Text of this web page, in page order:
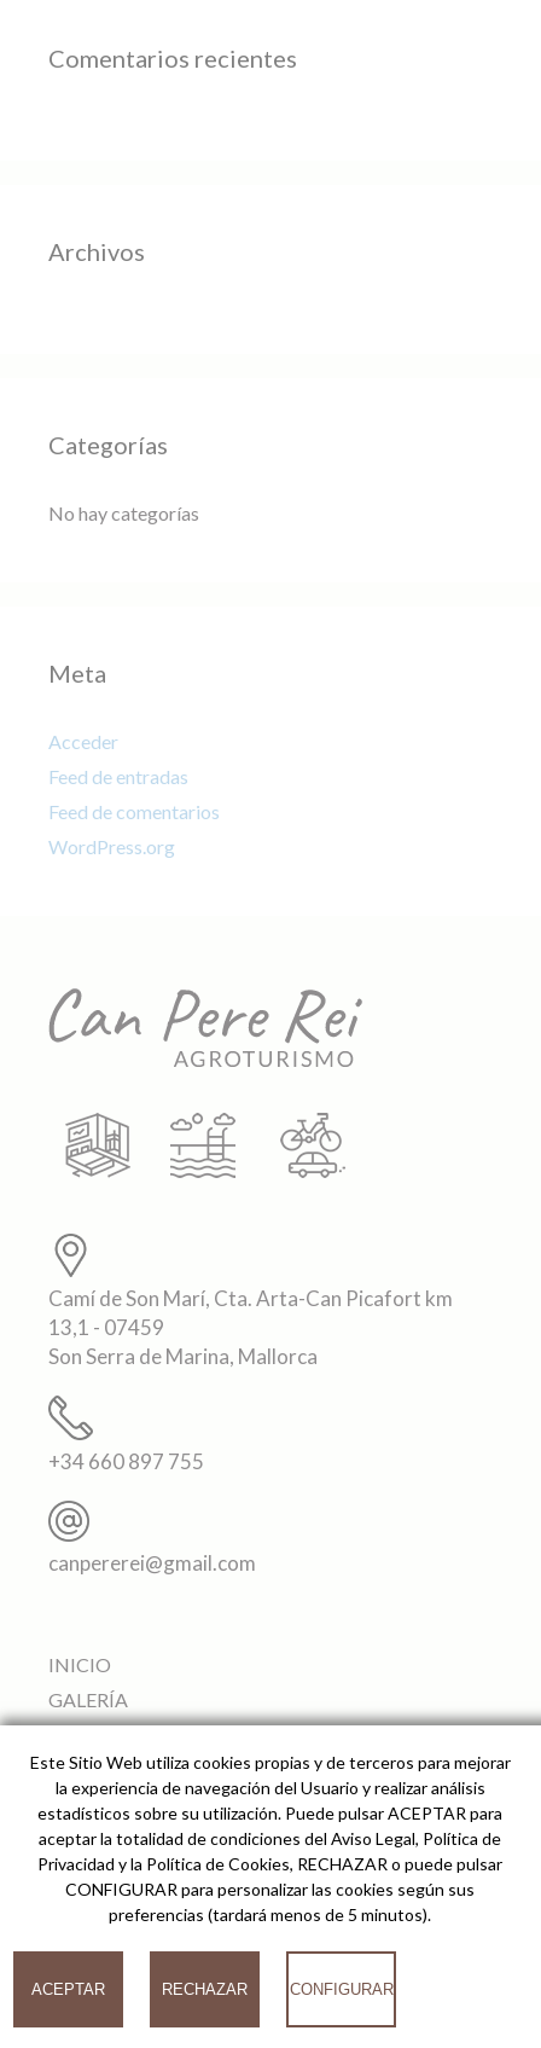
Comentarios recientes
Archivos
Categorías
No hay categorías
Meta
Acceder
Feed de entradas
Feed de comentarios
WordPress.org
Camí de Son Marí, Cta. Arta-Can Picafort km
13,1 - 07459
Son Serra de Marina, Mallorca
+34 660 897 755
canpererei@gmail.com
INICIO
GALERÍA
SERVICIOS
ALREDEDORES
PRECIO Y RESERVAS
CÓMO LLEGAR
© 2026
Can Pere Rei Agroturismo -Desarrollado por analiZe-AVISO LEGAL
POLÍTICA DE COOKIES
Este Sitio Web utiliza cookies propias y de terceros para mejorar
la experiencia de navegación del Usuario y realizar análisis
estadísticos sobre su utilización. Puede pulsar ACEPTAR para
aceptar la totalidad de condiciones del Aviso Legal, Política de
Privacidad y la Política de Cookies, RECHAZAR o puede pulsar
CONFIGURAR para personalizar las cookies según sus
preferencias (tardará menos de 5 minutos).
ACEPTAR RECHAZAR CONFIGURAR
COOKIES